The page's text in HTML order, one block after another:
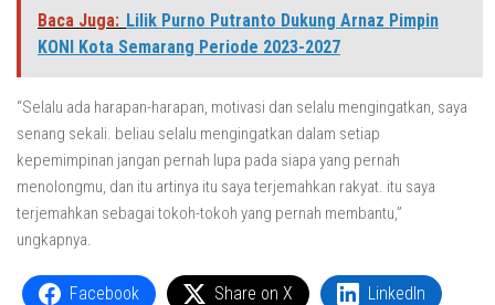
Baca Juga: Lilik Purno Putranto Dukung Arnaz Pimpin
KONI Kota Semarang Periode 2023-2027
“Selalu ada harapan-harapan, motivasi dan selalu mengingatkan, saya
senang sekali. beliau selalu mengingatkan dalam setiap
kepemimpinan jangan pernah lupa pada siapa yang pernah
menolongmu, dan itu artinya itu saya terjemahkan rakyat. itu saya
terjemahkan sebagai tokoh-tokoh yang pernah membantu,”
ungkapnya.
Facebook Share on X LinkedIn